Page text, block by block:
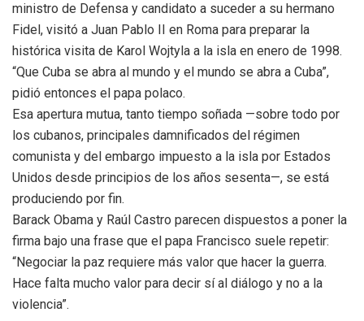
ministro de Defensa y candidato a suceder a su hermano
Fidel, visitó a Juan Pablo II en Roma para preparar la
histórica visita de Karol Wojtyla a la isla en enero de 1998.
“Que Cuba se abra al mundo y el mundo se abra a Cuba”,
pidió entonces el papa polaco.
Esa apertura mutua, tanto tiempo soñada —sobre todo por
los cubanos, principales damnificados del régimen
comunista y del embargo impuesto a la isla por Estados
Unidos desde principios de los años sesenta—, se está
produciendo por fin.
Barack Obama y Raúl Castro parecen dispuestos a poner la
firma bajo una frase que el papa Francisco suele repetir:
“Negociar la paz requiere más valor que hacer la guerra.
Hace falta mucho valor para decir sí al diálogo y no a la
violencia”.